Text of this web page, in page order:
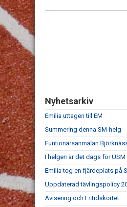
Nyhetsarkiv
Emilia uttagen till EM
Summering denna SM-helg
Funtionärsanmälan
I helgen är det dags för
Emilia tog en fjärdeplats på
Uppdaterad tävlingspolicy
Avisering och Fritidskortet